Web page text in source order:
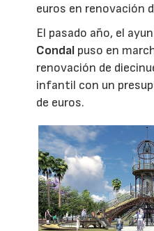
euros en renovación
El pasado año, el
Condal puso en
renovación de
infantil con un
de euros.